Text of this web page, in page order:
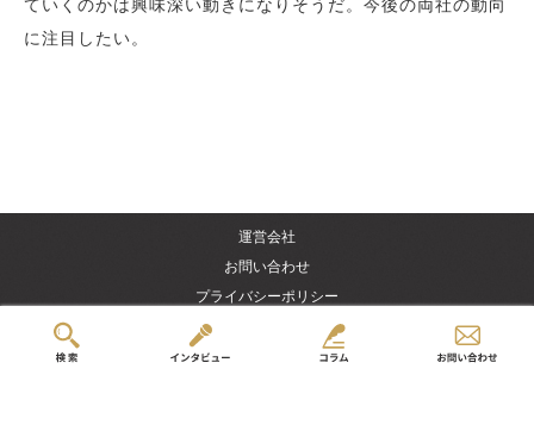
ていくのかは興味深い動きになりそうだ。今後の両社の動向
に注目したい。
運営会社
お問い合わせ
プライバシーポリシー
免責事項・著作権について
© 2015 - 2026 VentureTimes.